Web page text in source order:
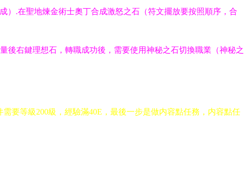
）.在聖地煉金術士奧丁合成激怒之石（符文擺放要按照順序，合
後右鍵理想石，轉職成功後，需要使用神秘之石切換職業（神秘之
要等級200級，經驗滿40E，最後一步是做内容點任務，内容點任